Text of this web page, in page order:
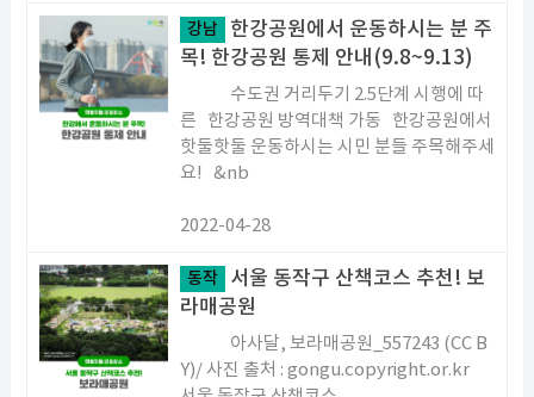
강남
한강공원에서 운동하시는 분 주
목! 한강공원 통제 안내(9.8~9.13)
수도권 거리두기 2.5단계 시행에 따
른 한강공원 방역대책 가동 한강공원에서
핫둘핫둘 운동하시는 시민 분들 주목해주세
요! &nb
2022-04-28
동작
서울 동작구 산책코스 추천! 보
라매공원
아사달, 보라매공원_557243 (CC B
Y)/ 사진 출처 : gongu.copyright.or.kr